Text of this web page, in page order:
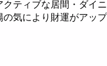
クティブな居間・ダイニ
の気により財運がアップ